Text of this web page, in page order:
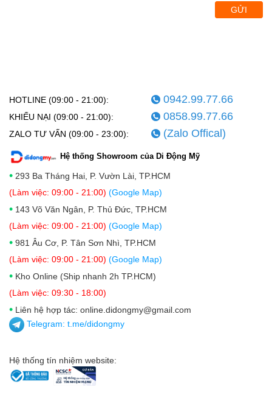
GỬI
HOTLINE (09:00 - 21:00): 0942.99.77.66
KHIẾU NẠI (09:00 - 21:00): 0858.99.77.66
ZALO TƯ VẤN (09:00 - 23:00): (Zalo Offical)
Hệ thống Showroom của Di Động Mỹ
• 293 Ba Tháng Hai, P. Vườn Lài, TP.HCM
(Làm việc: 09:00 - 21:00) (Google Map)
• 143 Võ Văn Ngân, P. Thủ Đức, TP.HCM
(Làm việc: 09:00 - 21:00) (Google Map)
• 981 Âu Cơ, P. Tân Sơn Nhì, TP.HCM
(Làm việc: 09:00 - 21:00) (Google Map)
• Kho Online (Ship nhanh 2h TP.HCM)
(Làm việc: 09:30 - 18:00)
• Liên hệ hợp tác: online.didongmy@gmail.com
Telegram: t.me/didongmy
Hệ thống tín nhiệm website: